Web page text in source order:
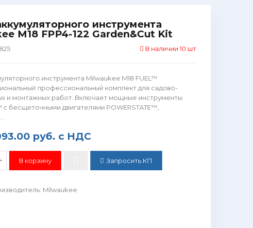
инструмента
M18 FPP4-122 Garden&Cut Kit
В наличии 10 шт
инструмента Milwaukee M18 FUEL™
профессиональный комплект для садово-
и монтажных работ. Включает мощные инструменты
с бесщеточными двигателями POWERSTATE™,
руб. с НДС
Запросить КП
: Milwaukee